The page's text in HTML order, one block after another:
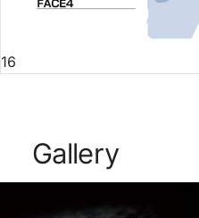
16
Gallery